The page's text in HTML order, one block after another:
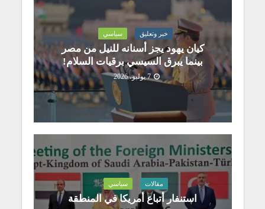
خبر وتعليق سياسي
كيان يهود يجز أسنانه للنيل من مصر
بينما يبرق السيسي برقيات السلام!
7 يوليو، 2026
مقالات سياسي
استنفار أتباع أمريكا في المنطقة